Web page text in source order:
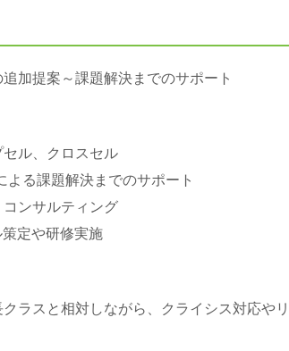
加提案～課題解決までのサポート
ル、クロスセル
よる課題解決までのサポート
ンサルティング
定や研修実施
ラスと相対しながら、クライシス対応や